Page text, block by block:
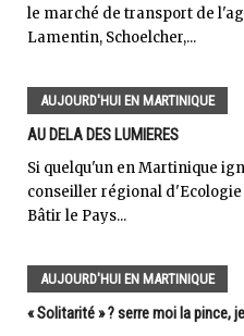
le marché de transport de
Lamentin, Schoelcher,...
AUJOURD'HUI EN MARTINIQUE
AU DELA DES LUMIERES
Si quelqu'un en Martinique
conseiller régional
Bâtir le Pays...
AUJOURD'HUI EN MARTINIQUE
« Solitarité » ? serre moi la pince,